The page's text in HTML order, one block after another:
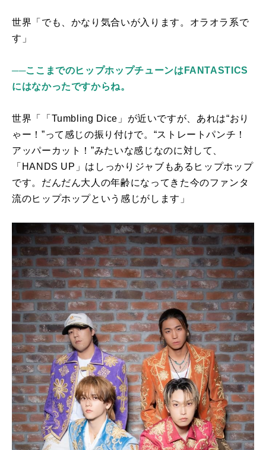
世界「でも、かなり気合いが入ります。オラオラ系で
す」
──ここまでのヒップホップチューンはFANTASTICS
にはなかったですからね。
世界「「 Tumbling Dice 」が近いですが、あれは“おり
ゃー！”って感じの振り付けで。“ストレートパンチ！
アッパーカット！”みたいな感じなのに対して、
「 HANDS UP 」はしっかりジャブもあるヒップホップ
です。だんだん大人の年齢になってきた今のファンタ
流のヒップホップという感じがします」